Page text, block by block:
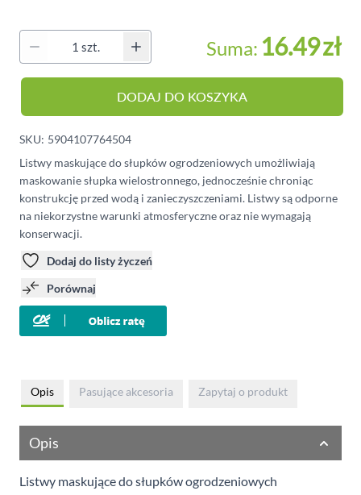
Suma: 16.49zł
DODAJ DO KOSZYKA
SKU: 5904107764504
Listwy maskujące do słupków ogrodzeniowych umożliwiają
maskowanie słupka wielostronnego, jednocześnie chroniąc
konstrukcję przed wodą i zanieczyszczeniami. Listwy są odporne
na niekorzystne warunki atmosferyczne oraz nie wymagają
konserwacji.
Dodaj do listy życzeń
Porównaj
Opis Pasujące akcesoria Zapytaj o produkt
Opis
Listwy maskujące do słupków ogrodzeniowych